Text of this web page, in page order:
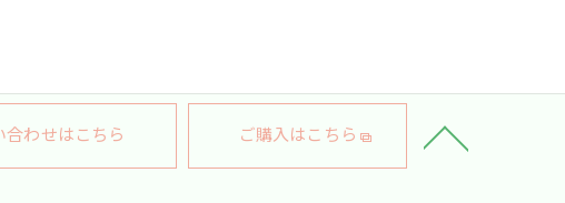
合わせはこちら ご購入はこちら